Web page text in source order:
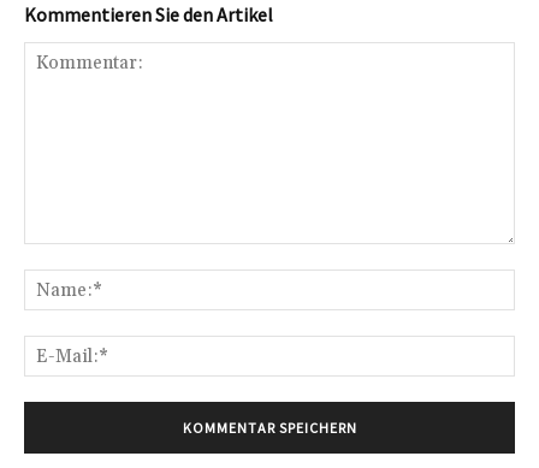
Kommentieren Sie den Artikel